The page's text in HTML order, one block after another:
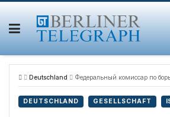
Skip
content
Deutschland Федеральный комиссар по борьбе с антисемитизмом Феликс
DEUTSCHLAND GESELLSCHAFT